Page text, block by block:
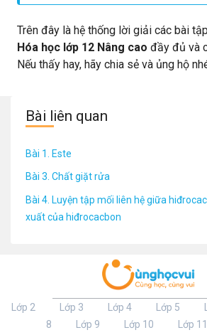
chỉ số axit là 6 b. Chỉ số axit của chất béo
trung hòa 1 g chất béo đó cần 5,6 mg
chấ
Trên đây là hệ thống lời giải các bài
Hóa học lớp 12 Nâng cao đầy đủ và
Nếu thấy hay, hãy chia sẻ và ủng hộ
Bài liên quan
Bài 1. Este
Bài 3. Chất giặt rửa
Bài 4. Luyện tập mối liên hệ giữa
xuất của hiđrocacbon
Lớp 2 Lớp 3 Lớp 4 Lớp 5
8
Lớp 9 Lớp 10 Lớp 11